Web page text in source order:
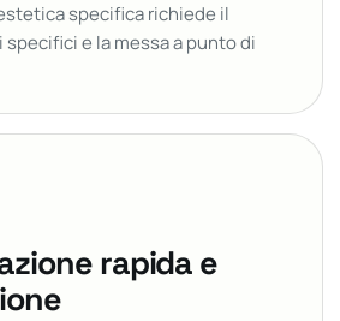
specifica richiede il
e la messa a punto di
rapida e